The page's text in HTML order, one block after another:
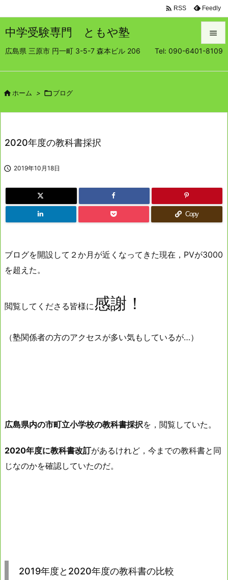
中学受験専門 ともや塾
広島県 三原市 円一町 3-5-7 森本ビル 206 Tel: 090-6401-8109


 RSS Feedly
 ホーム > ブログ
2020年度の教科書採択
 2019年10月18日
Copy
ブログを開設して２か月が近くなってきた現在，PVが3000
を超えた。
閲覧してくださる皆様に感謝！
（塾関係者の方のアクセスが多い気もしているが…）
広島県内の市町立小学校の教科書採択を，閲覧していた。
2020年度に教科書改訂があるけれど，今までの教科書と同
じなのかを確認していたのだ。
2019年度と2020年度の教科書の比較